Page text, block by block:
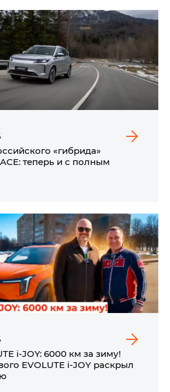
«гибрида»
теперь и с полным
i‑JOY: 6000 км за зиму!
EVOLUTE i‑JOY раскрыл